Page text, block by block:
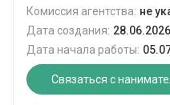
Комиссия агентства: не
Дата создания:
Дата начала работы:
Связаться с